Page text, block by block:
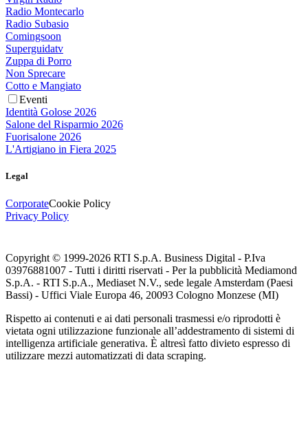
Radio Montecarlo
Radio Subasio
Comingsoon
Superguidatv
Zuppa di Porro
Non Sprecare
Cotto e Mangiato
Eventi
Identità Golose 2026
Salone del Risparmio 2026
Fuorisalone 2026
L'Artigiano in Fiera 2025
Legal
CorporateCookie Policy
Privacy Policy
Copyright © 1999-2026 RTI S.p.A. Business Digital - P.Iva
03976881007 - Tutti i diritti riservati - Per la pubblicità Mediamond
S.p.A. - RTI S.p.A., Mediaset N.V., sede legale Amsterdam (Paesi
Bassi) - Uffici Viale Europa 46, 20093 Cologno Monzese (MI)
Rispetto ai contenuti e ai dati personali trasmessi e/o riprodotti è
vietata ogni utilizzazione funzionale all’addestramento di sistemi di
intelligenza artificiale generativa. È altresì fatto divieto espresso di
utilizzare mezzi automatizzati di data scraping.